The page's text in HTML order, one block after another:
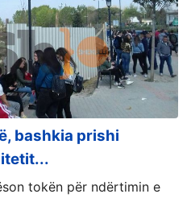
bashkia prishi
tokën për ndërtimin e